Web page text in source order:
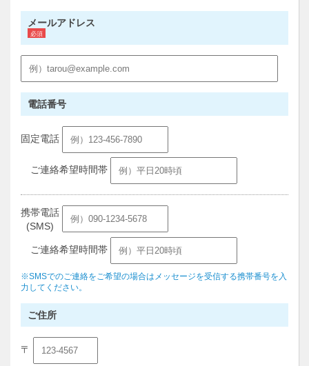
メールアドレス
電話番号
固定電話
ご連絡希望時間帯
携帯電話
(SMS)
ご連絡希望時間帯
※SMSでのご連絡をご希望の場合はメッセージを受信する携帯番号を入
力してください。
ご住所
〒